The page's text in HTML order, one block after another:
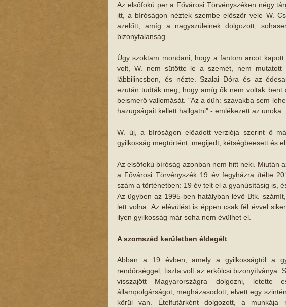
Az elsőfokú per a Fővárosi Törvényszéken négy
itt, a bíróságon néztek szembe először vele W.
azelőtt, amíg a nagyszüleinek dolgozott,
bizonytalanság.
Úgy szoktam mondani, hogy a fantom arcot
volt, W. nem sütötte le a szemét, nem
lábbilincsben, és nézte. Szalai Dóra és az
ezután tudták meg, hogy amíg ők nem voltak
beismerő vallomását. "Az a düh: szavakba sem
hazugságait kellett hallgatni" - emlékezett az unoka.
W. új, a bíróságon előadott verziója szerint ő
gyilkosság megtörtént, megijedt, kétségbeesett és
Az elsőfokú bíróság azonban nem hitt neki. Miután
a Fővárosi Törvényszék 19 év fegyházra ítélte
szám a történetben: 19 év telt el a gyanúsításig is,
Az ügyben az 1995-ben hatályban lévő Btk.
lett volna. Az elévülést is éppen csak fél évvel
ilyen gyilkosság már soha nem évülhet el.
A szomszéd kerületben éldegélt
Abban a 19 évben, amely a gyilkosságtól a
rendőrséggel, tiszta volt az erkölcsi bizonyítványa.
visszajött Magyarországra dolgozni,
állampolgárságot, megházasodott, elvett egy
körül van. Ételfutárként dolgozott, a munkája